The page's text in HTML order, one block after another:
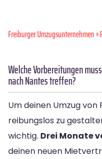
Freiburger Umzugsunternehmen»
Welche Vorbereitungen
nach Nantes treffen?
Um deinen Umzug
reibungslos zu
wichtig. Drei Monate
deinen neuen